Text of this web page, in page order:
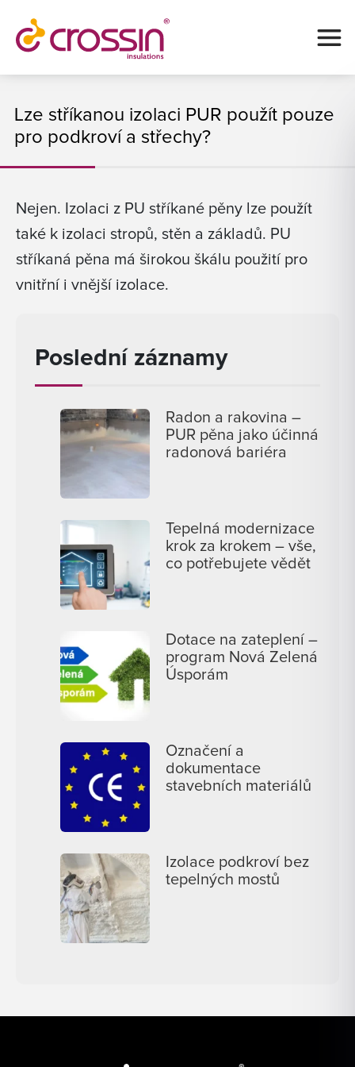
Lze stříkanou izolaci PUR použít pouze
pro podkroví a střechy?
Nejen. Izolaci z PU stříkané pěny lze použít
také k izolaci stropů, stěn a základů. PU
stříkaná pěna má širokou škálu použití pro
vnitřní i vnější izolace.
Poslední záznamy
Radon a rakovina –
PUR pěna jako účinná
radonová bariéra
Tepelná modernizace
krok za krokem – vše,
co potřebujete vědět
Dotace na zateplení –
program Nová Zelená
Úsporám
Označení a
dokumentace
stavebních materiálů
Izolace podkroví bez
tepelných mostů